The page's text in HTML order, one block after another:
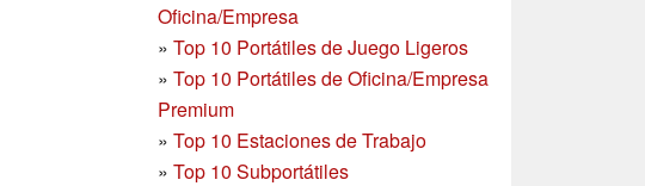
Oficina/Empresa
» Top 10 Portátiles de Juego Ligeros
» Top 10 Portátiles de Oficina/Empresa
Premium
» Top 10 Estaciones de Trabajo
» Top 10 Subportátiles